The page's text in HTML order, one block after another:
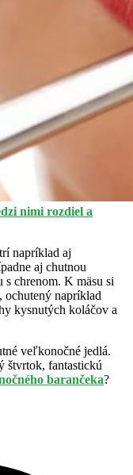
nimi rozdiel a
napríklad aj
aj chutnou
chrenom. K mäsu si
ochutený napríklad
kysnutých koláčov a
veľkonočné jedlá.
štvrtok, fantastickú
barančeka?